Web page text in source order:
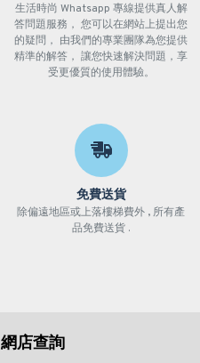
生活時尚 Whatsapp 專線提供真人解
答問題服務， 您可以在網站上提出您
的疑問， 由我們的專業團隊為您提供
精準的解答， 讓您快速解決問題，享
受更優質的使用體驗。
免費送貨
除偏遠地區或上落樓梯費外 , 所有產
品免費送貨 .
網店查詢